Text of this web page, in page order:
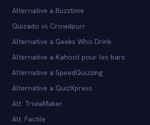
Alternative a Buzztime
Quizado vs Crowdpurr
Alternative a Geeks Who Drink
Alternative a Kahoot pour les bars
Alternative a SpeedQuizzing
Alternative a QuizXpress
Alt. TriviaMaker
Alt. Factile